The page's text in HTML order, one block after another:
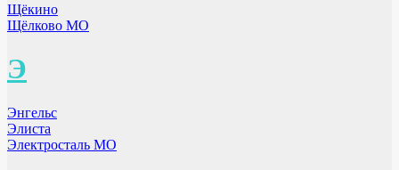
Щёкино
Щёлково МО
Э
Энгельс
Элиста
Электросталь МО